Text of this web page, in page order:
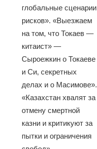
глобальные сценарии
рисков». «Выезжаем
на том, что Токаев —
китаист» —
Сыроежкин о Токаеве
и Си, секретных
делах и о Масимове».
«Казахстан хвалят за
отмену смертной
казни и критикуют за
пытки и ограничения